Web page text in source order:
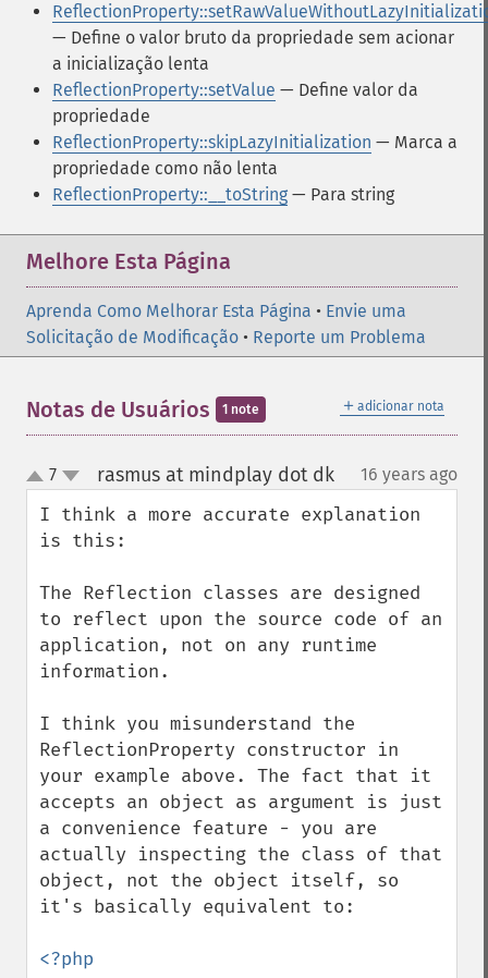
— Define o valor bruto da propriedade sem acionar
a inicialização lenta
ReflectionProperty::setValue — Define valor da
propriedade
ReflectionProperty::skipLazyInitialization — Marca a
propriedade como não lenta
ReflectionProperty::__toString — Para string
Melhore Esta Página
Aprenda Como Melhorar Esta Página • Envie uma
Solicitação de Modificação • Reporte um Problema
＋ adicionar nota
Notas de Usuários 1 note
up
down
7 rasmus at mindplay dot dk¶ 16 years ago
I think a more accurate explanation
is this:
The Reflection classes are designed
to reflect upon the source code of an
application, not on any runtime
information.
I think you misunderstand the
ReflectionProperty constructor in
your example above. The fact that it
accepts an object as argument is just
a convenience feature - you are
actually inspecting the class of that
object, not the object itself, so
it's basically equivalent to:
<?php